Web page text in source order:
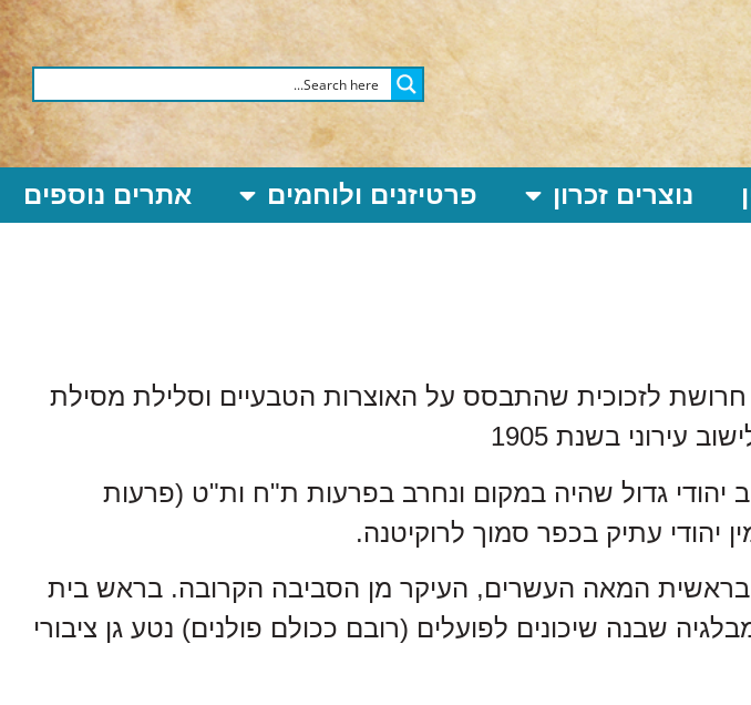
נוצרים זכרון פרטיזנים ולוחמים אתרים נוספים
לזכוכית שהתבסס על האוצרות הטבעיים וסלילת מסילת
עירוני בשנת 1905
יהודי גדול שהיה במקום ונחרב בפרעות ת"ח ות"ט (פרעות
בראשית המאה העשרים, העיקר מן הסביבה הקרובה. בראש בית
שבנה שיכונים לפועלים (רובם ככולם פולנים) נטע גן ציבורי